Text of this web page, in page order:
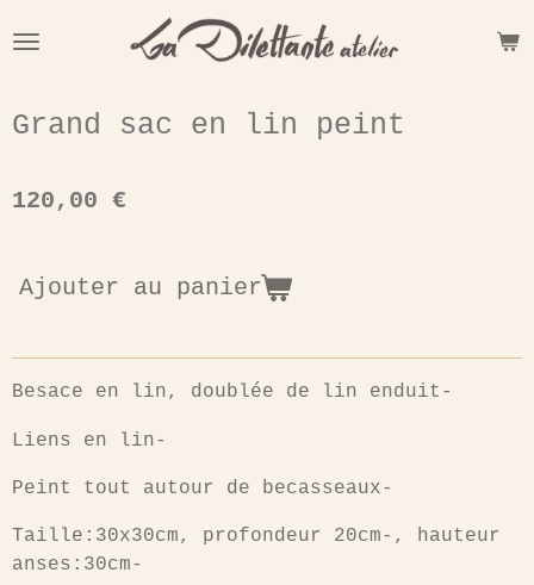
au
principal
Grand sac en lin peint
120,00 €
Ajouter au panier
Besace en lin, doublée de lin enduit-
Liens en lin-
Peint tout autour de becasseaux-
Taille:30x30cm, profondeur 20cm-, hauteur
anses:30cm-